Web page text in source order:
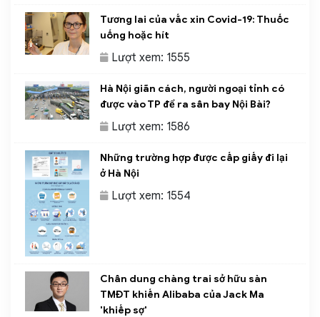
Tương lai của vắc xin Covid-19: Thuốc
uống hoặc hít
Lượt xem: 1555
Hà Nội giãn cách, người ngoại tỉnh có
được vào TP để ra sân bay Nội Bài?
Lượt xem: 1586
Những trường hợp được cấp giấy đi lại
ở Hà Nội
Lượt xem: 1554
Chân dung chàng trai sở hữu sàn
TMĐT khiến Alibaba của Jack Ma
'khiếp sợ'